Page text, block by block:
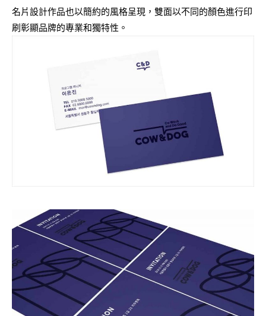
名片設計作品也以簡約的風格呈現，雙面以不同的顏色進行印
刷彰顯品牌的專業和獨特性。